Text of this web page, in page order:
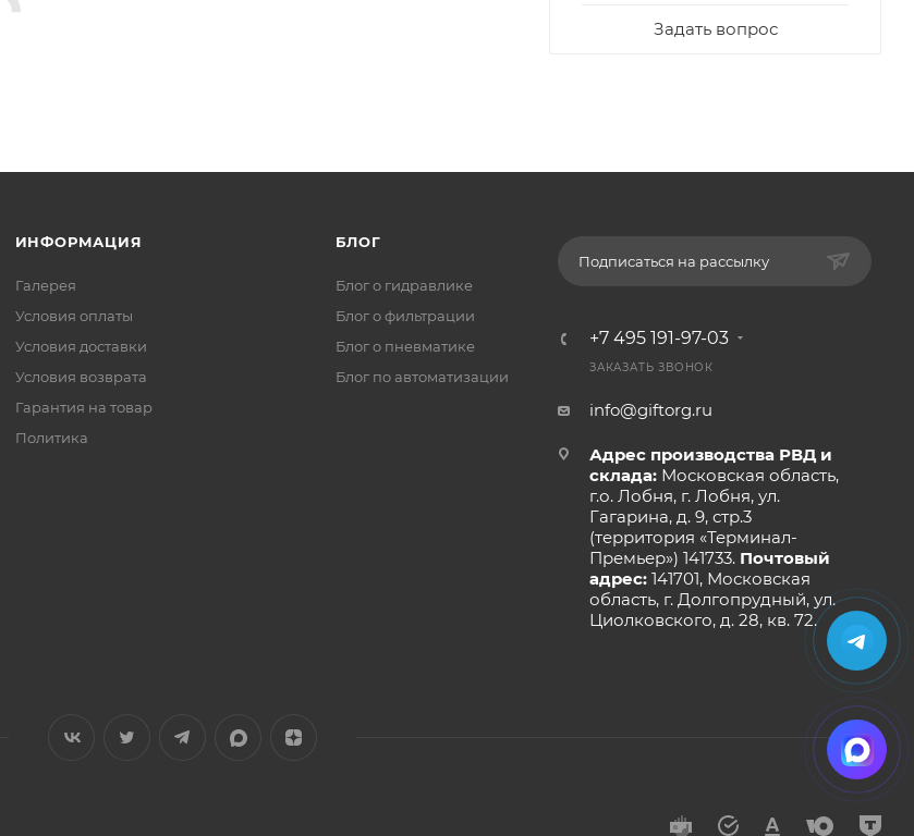
Задать вопрос
ИНФОРМАЦИЯ
Галерея
Условия оплаты
Условия доставки
Условия возврата
Гарантия на товар
Политика
БЛОГ
Блог о гидравлике
Блог о фильтрации
Блог о пневматике
Блог по автоматизации
Подписаться на рассылку
+7 495 191-97-03
ЗАКАЗАТЬ ЗВОНОК
info@giftorg.ru
Адрес производства РВД и
склада:Московская область,
г.о. Лобня, г. Лобня, ул.
Гагарина, д. 9, стр.3
(территория «Терминал-
Премьер») 141733. Почтовый
адрес:141701, Московская
область, г. Долгопрудный, ул.
Циолковского, д. 28, кв. 72.